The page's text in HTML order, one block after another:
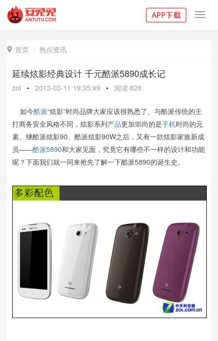
 首页 热点资讯
延续炫影经典设计 千元酷派5890成长记
zol • 2013-03-11 19:35:49 • 阅读 828
如今酷派“炫影”时尚品牌大家应该很熟悉了。与酷派传统的主
打商务安全风格不同，炫影系列产品更加崇尚的是手机时尚的元
素。继酷派炫影90、酷派炫影90W之后，又有一款炫影家族新成
员——酷派5890和大家见面，究竟它有哪些不一样的设计和功能
呢？下面我们就一同来抢先了解一下酷派5890的诞生史。